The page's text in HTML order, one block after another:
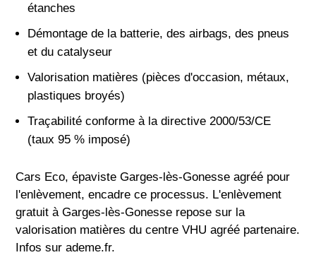
étanches
Démontage de la batterie, des airbags, des pneus
et du catalyseur
Valorisation matières (pièces d'occasion, métaux,
plastiques broyés)
Traçabilité conforme à la directive 2000/53/CE
(taux 95 % imposé)
Cars Eco, épaviste Garges-lès-Gonesse agréé pour
l'enlèvement, encadre ce processus. L'enlèvement
gratuit à Garges-lès-Gonesse repose sur la
valorisation matières du centre VHU agréé partenaire.
Infos sur ademe.fr.